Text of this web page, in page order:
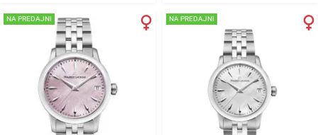
NA PREDAJNI NA PREDAJNI